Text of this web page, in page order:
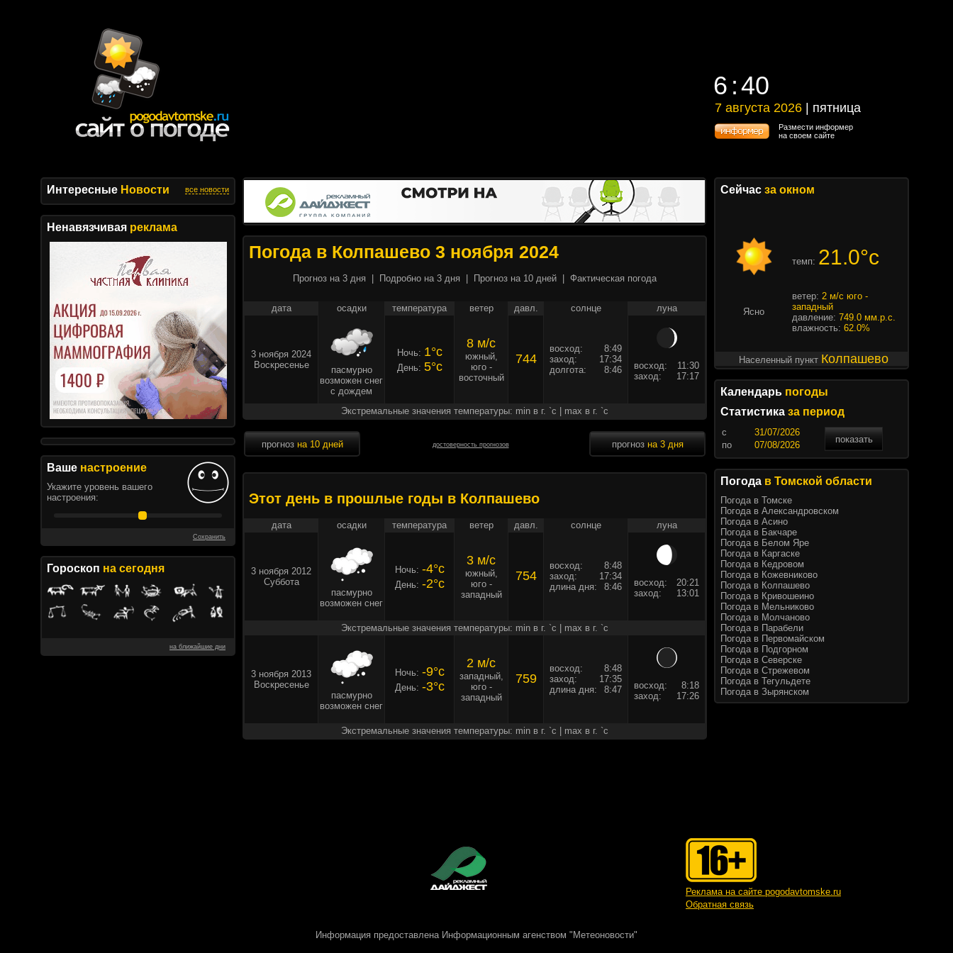
6 40
6 40
7 августа 2026 | пятница
7 августа 2026 | пятница
Размести информер
на своем сайте
Интересные Новости все новости
Ненавязчивая реклама
Ваше настроение
Укажите уровень вашего
настроения:
Сохранить
Гороскоп на сегодня
на ближайшие дни
Погода в Колпашево 3 ноября 2024
Прогноз на 3 дня Подробно на 3 дня Прогноз на 10 дней Фактическая погода
дата осадки температура ветер давл. солнце луна
3 ноября 2024
Воскресенье
пасмурно
возможен снег
с дождем
Ночь: 1°c
День: 5°c
8 м/c
южный,
юго -
восточный
744
восход:
8:49
заход:
17:34
долгота:
8:46 восход:
11:30
заход:
17:17
Экстремальные значения температуры: min в г. `c | max в г. `c
прогноз на 10 дней достоверность прогнозов прогноз на 3 дня
Этот день в прошлые годы в Колпашево
дата осадки температура ветер давл. солнце луна
3 ноября 2012
Суббота
пасмурно
возможен снег
Ночь: -4°c
День: -2°c
3 м/c
южный,
юго -
западный
754
восход:
8:48
заход:
17:34
длина дня:
8:46 восход:
20:21
заход:
13:01
Экстремальные значения температуры: min в г. `c | max в г. `c
3 ноября 2013
Воскресенье
пасмурно
возможен снег
Ночь: -9°c
День: -3°c
2 м/c
западный,
юго -
западный
759
восход:
8:48
заход:
17:35
длина дня:
8:47 восход:
8:18
заход:
17:26
Экстремальные значения температуры: min в г. `c | max в г. `c
Сейчас за окном
темп: 21.0°c
Ясно
ветер: 2 м/с юго -
западный
давление: 749.0 мм.р.с.
влажность: 62.0%
Населенный пункт Колпашево
Календарь погоды
Статистика за период
c
показать
по
Погода в Томской области
Погода в Томске
Погода в Александровском
Погода в Асино
Погода в Бакчаре
Погода в Белом Яре
Погода в Каргаске
Погода в Кедровом
Погода в Кожевниково
Погода в Колпашево
Погода в Кривошеино
Погода в Мельниково
Погода в Молчаново
Погода в Парабели
Погода в Первомайском
Погода в Подгорном
Погода в Северске
Погода в Стрежевом
Погода в Тегульдете
Погода в Зырянском
Реклама на сайте pogodavtomske.ru
Обратная связь
Информация предоставлена Информационным агенством "Метеоновости"